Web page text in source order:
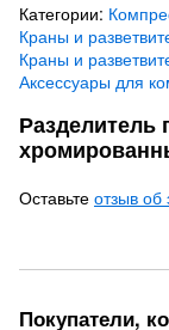
Категории:
Краны и
Краны и
Аксессуары для
Разделитель
Оставьте отзыв об
Покупатели,